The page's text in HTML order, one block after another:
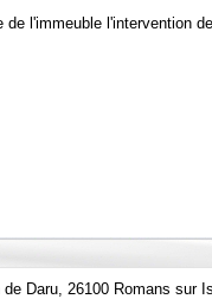
l'immeuble l'intervention de
Daru, 26100 Romans sur